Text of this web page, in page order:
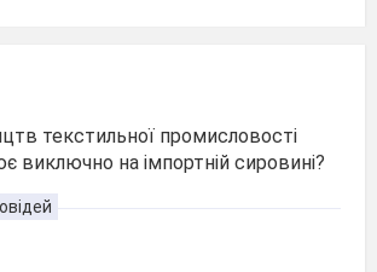
текстильної промисловості
виключно на імпортній сировині?